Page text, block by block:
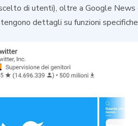
di utenti), oltre a Google
dettagli su funzioni